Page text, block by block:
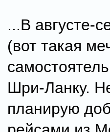
...В августе-
(вот такая
Шри-Ланку.
планирую